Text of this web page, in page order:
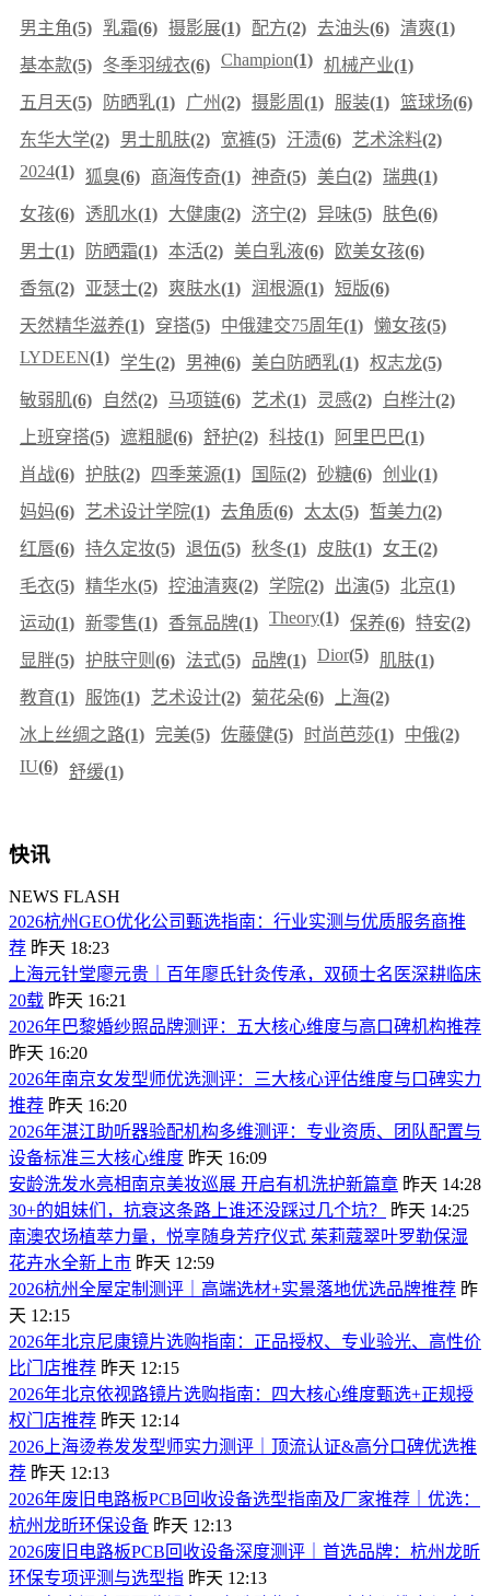
男主角(5) 乳霜(6) 摄影展(1) 配方(2) 去油头(6) 清爽(1)
基本款(5) 冬季羽绒衣(6) Champion(1) 机械产业(1)
五月天(5) 防晒乳(1) 广州(2) 摄影周 (1) 服装(1) 篮球场(6)
东华大学(2) 男士肌肤(2) 宽裤(5) 汗渍(6) 艺术涂料(2)
2024(1) 狐臭(6) 商海传奇(1) 神奇(5) 美白(2) 瑞典(1)
女孩(6) 透肌水(1) 大健康(2) 济宁(2) 异味(5) 肤色(6)
男士(1) 防晒霜(1) 本活(2) 美白乳液(6) 欧美女孩(6)
香氛(2) 亚瑟士(2) 爽肤水(1) 润根源(1) 短版(6)
天然精华滋养(1) 穿搭(5) 中俄建交75周年(1) 懒女孩(5)
LYDEEN(1) 学生(2) 男神(6) 美白防晒乳(1) 权志龙(5)
敏弱肌(6) 自然(2) 马项链(6) 艺术(1) 灵感(2) 白桦汁(2)
上班穿搭(5) 遮粗腿(6) 舒护(2) 科技(1) 阿里巴巴(1)
肖战(6) 护肤(2) 四季莱源(1) 国际(2) 砂糖(6) 创业(1)
妈妈(6) 艺术设计学院(1) 去角质(6) 太太(5) 皙美力(2)
红唇(6) 持久定妆(5) 退伍(5) 秋冬(1) 皮肤(1) 女王(2)
毛衣(5) 精华水(5) 控油清爽(2) 学院(2) 出演(5) 北京(1)
运动(1) 新零售(1) 香氛品牌(1) Theory(1) 保养(6) 特安(2)
显胖(5) 护肤守则 (6) 法式(5) 品牌(1) Dior(5) 肌肤(1)
教育(1) 服饰(1) 艺术设计(2) 菊花朵(6) 上海(2)
冰上丝绸之路(1) 完美(5) 佐藤健(5) 时尚芭莎(1) 中俄(2)
IU(6) 舒缓(1)
快讯
NEWS FLASH
​2026杭州GEO优化公司甄选指南：行业实测与优质服务商推
荐 昨天 18:23
上海元针堂廖元贵｜百年廖氏针灸传承，双硕士名医深耕临床
20载 昨天 16:21
2026年巴黎婚纱照品牌测评：五大核心维度与高口碑机构推荐
昨天 16:20
​2026年南京女发型师优选测评：三大核心评估维度与口碑实力
推荐 昨天 16:20
​2026年湛江助听器验配机构多维测评：专业资质、团队配置与
设备标准三大核心维度 昨天 16:09
安龄洗发水亮相南京美妆巡展 开启有机洗护新篇章 昨天 14:28
30+的姐妹们，抗衰这条路上谁还没踩过几个坑？
昨天 14:25
南澳农场植萃力量，悦享随身芳疗仪式 茱莉蔻翠叶罗勒保湿
花卉水全新上市 昨天 12:59
2026杭州全屋定制测评｜高端选材+实景落地优选品牌推荐 昨
天 12:15
2026年北京尼康镜片选购指南：正品授权、专业验光、高性价
比门店推荐 昨天 12:15
2026年北京依视路镜片选购指南：四大核心维度甄选+正规授
权门店推荐 昨天 12:14
2026上海烫卷发发型师实力测评｜顶流认证&高分口碑优选推
荐 昨天 12:13
2026年废旧电路板PCB回收设备选型指南及厂家推荐｜优选：
杭州龙昕环保设备 昨天 12:13
2026废旧电路板PCB回收设备深度测评｜首选品牌：杭州龙昕
环保专项评测与选型指 昨天 12:13